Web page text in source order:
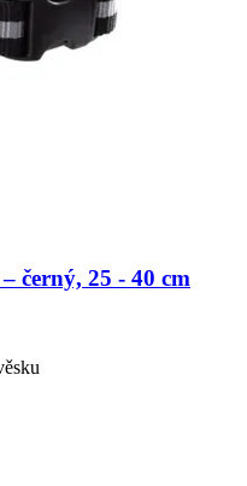
černý, 25 -​ 40 cm